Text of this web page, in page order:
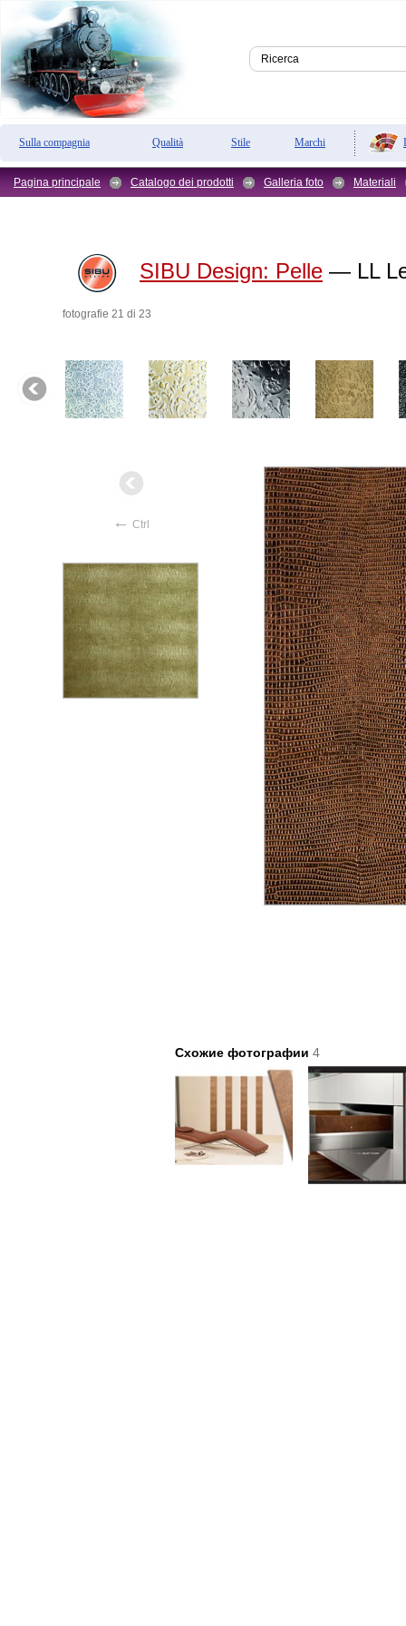
Sulla compagnia Qualità Stile Marchi
Pagina principale Catalogo dei prodotti Galleria foto Materiali
SIBU Design: Pelle — LL
fotografie 21 di 23
← Ctrl
Схожие фотографии 4